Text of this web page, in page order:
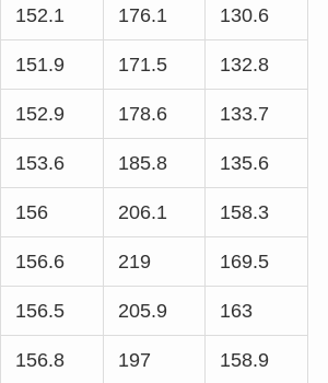
152.1 176.1 130.6
151.9 171.5 132.8
152.9 178.6 133.7
153.6 185.8 135.6
156 206.1 158.3
156.6 219 169.5
156.5 205.9 163
156.8 197 158.9